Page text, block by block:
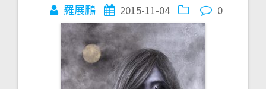
羅展鵬 2015-11-04 0